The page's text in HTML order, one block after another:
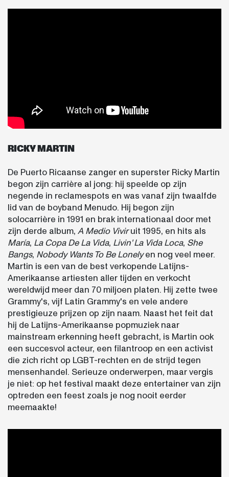
RICKY MARTIN
De Puerto Ricaanse zanger en superster Ricky Martin
begon zijn carrière al jong: hij speelde op zijn
negende in reclamespots en was vanaf zijn twaalfde
lid van de boyband Menudo. Hij begon zijn
solocarrière in 1991 en brak internationaal door met
zijn derde album, A Medio Viviruit 1995, en hits als
María, La Copa De La Vida, Livin' La Vida Loca, She
Bangs, Nobody Wants To Be Lonelyen nog veel meer.
Martin is een van de best verkopende Latijns-
Amerikaanse artiesten aller tijden en verkocht
wereldwijd meer dan 70 miljoen platen. Hij zette twee
Grammy's, vijf Latin Grammy's en vele andere
prestigieuze prijzen op zijn naam. Naast het feit dat
hij de Latijns-Amerikaanse popmuziek naar
mainstream erkenning heeft gebracht, is Martin ook
een succesvol acteur, een filantroop en een activist
die zich richt op LGBT-rechten en de strijd tegen
mensenhandel. Serieuze onderwerpen, maar vergis
je niet: op het festival maakt deze entertainer van zijn
optreden een feest zoals je nog nooit eerder
meemaakte!